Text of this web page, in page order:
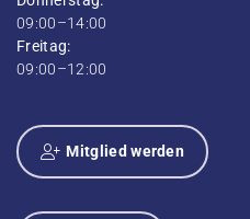
09:00–14:00
Freitag:
09:00–12:00
Mitglied werden